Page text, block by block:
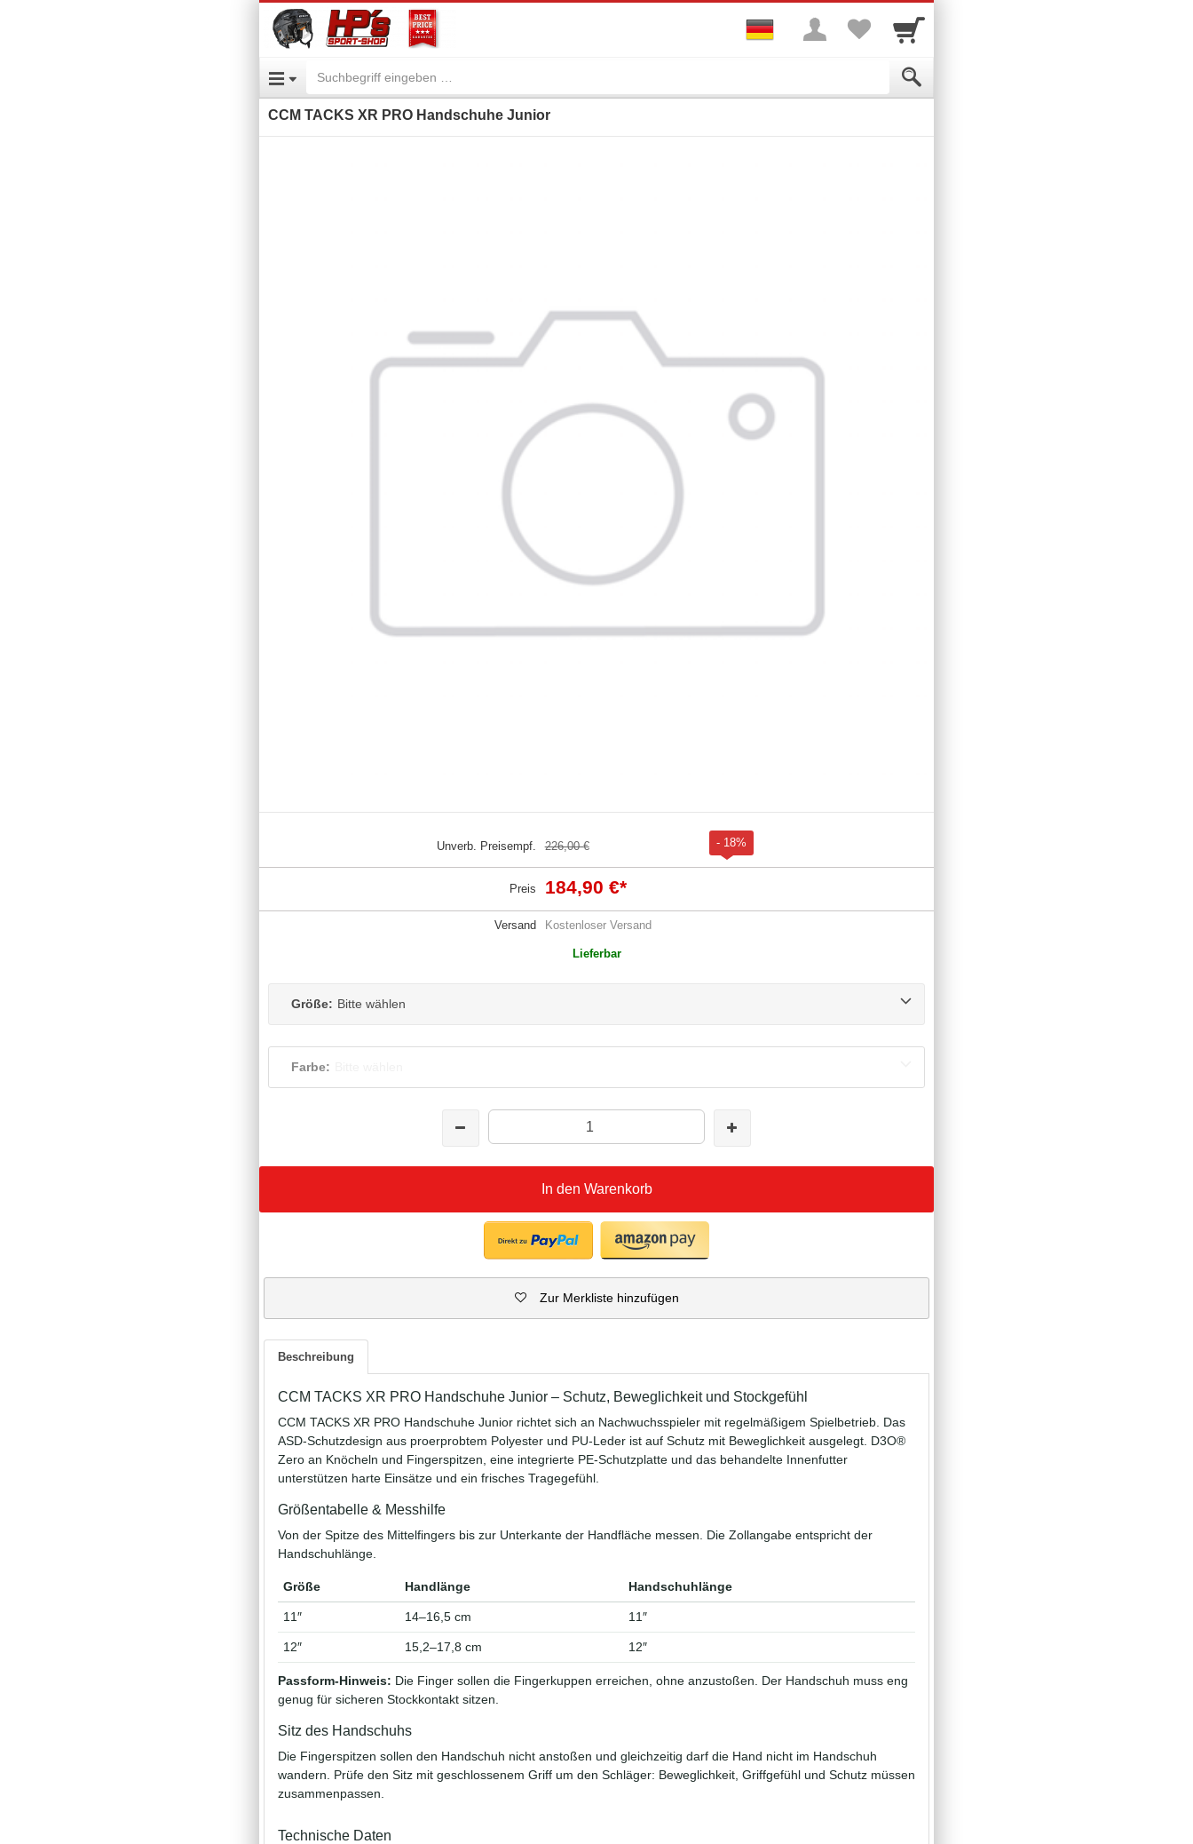
CCM TACKS XR PRO Handschuhe Junior
Unverb. Preisempf. 226,00 € - 18%
Preis 184,90 €*
Versand Kostenloser Versand
Lieferbar
Größe: Bitte wählen
Farbe:
In den Warenkorb
Zur Merkliste hinzufügen
Beschreibung
CCM TACKS XR PRO Handschuhe Junior – Schutz, Beweglichkeit und Stockgefühl
CCM TACKS XR PRO Handschuhe Junior richtet sich an Nachwuchsspieler mit regelmäßigem Spielbetrieb. Das
ASD‑Schutzdesign aus proerprobtem Polyester und PU‑Leder ist auf Schutz mit Beweglichkeit ausgelegt. D3O®
Zero an Knöcheln und Fingerspitzen, eine integrierte PE‑Schutzplatte und das behandelte Innenfutter
unterstützen harte Einsätze und ein frisches Tragegefühl.
Größentabelle & Messhilfe
Von der Spitze des Mittelfingers bis zur Unterkante der Handfläche messen. Die Zollangabe entspricht der
Handschuhlänge.
Größe Handlänge Handschuhlänge
11″ 14–16,5 cm 11″
12″ 15,2–17,8 cm 12″
Passform-Hinweis: Die Finger sollen die Fingerkuppen erreichen, ohne anzustoßen. Der Handschuh muss eng
genug für sicheren Stockkontakt sitzen.
Sitz des Handschuhs
Die Fingerspitzen sollen den Handschuh nicht anstoßen und gleichzeitig darf die Hand nicht im Handschuh
wandern. Prüfe den Sitz mit geschlossenem Griff um den Schläger: Beweglichkeit, Griffgefühl und Schutz müssen
zusammenpassen.
Technische Daten